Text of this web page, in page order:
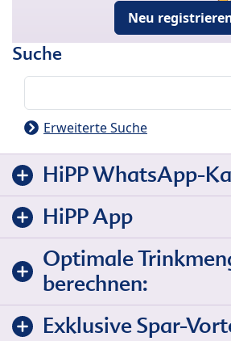
Neu
Suche
Erweiterte Suche
HiPP WhatsApp-
HiPP App
Optimale
berechnen:
Exklusive Spar-